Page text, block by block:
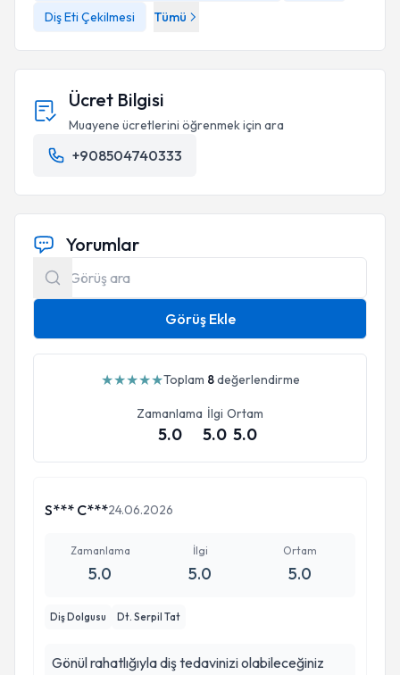
Diş Eti Çekilmesi
Tümü
Ücret Bilgisi
Muayene ücretlerini öğrenmek için ara
+908504740333
Yorumlar
Görüş Ekle
★★★★★Toplam 8değerlendirme
Zamanlama
5.0
İlgi
5.0
Ortam
5.0
S*** C***24.06.2026
Zamanlama
5.0
İlgi
5.0
Ortam
5.0
Diş Dolgusu Dt. Serpil Tat
Gönül rahatlığıyla diş tedavinizi olabileceğiniz